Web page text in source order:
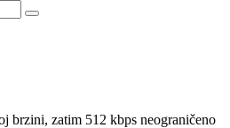
brzini, zatim 512 kbps neograničeno